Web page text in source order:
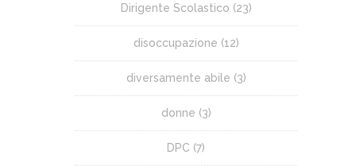
Dirigente Scolastico (23)
disoccupazione (12)
diversamente abile (3)
donne (3)
DPC (7)